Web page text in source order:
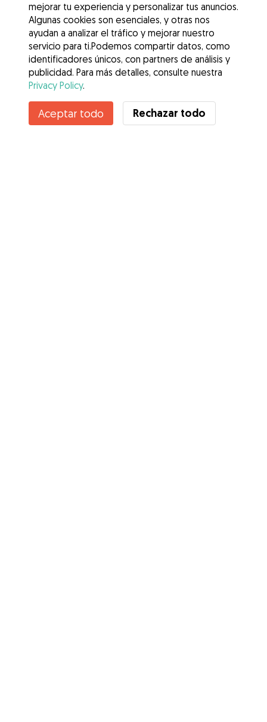
mejorar tu experiencia y personalizar tus anuncios.
Algunas cookies son esenciales, y otras nos
ayudan a analizar el tráfico y mejorar nuestro
servicio para ti.Podemos compartir datos, como
identificadores únicos, con partners de análisis y
publicidad. Para más detalles, consulte nuestra
Privacy Policy.
Aceptar todo Rechazar todo